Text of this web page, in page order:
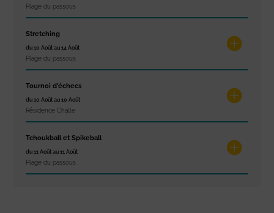
Plage du passous
Stretching
du 10 Août au 14 Août
Plage du passous
Tournoi d’échecs
du 10 Août au 10 Août
Résidence Challe
Tchoukball et Spikeball
du 11 Août au 11 Août
Plage du passous